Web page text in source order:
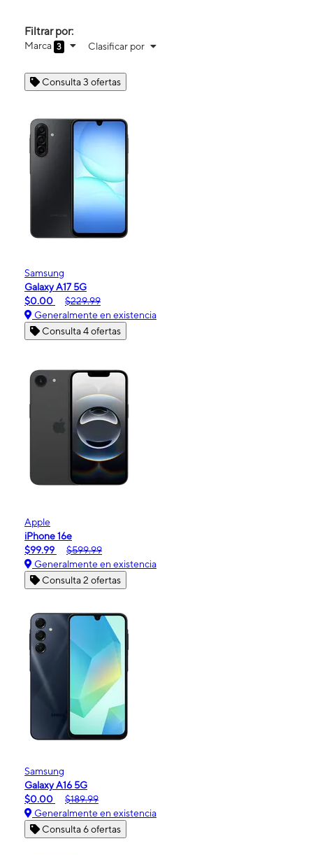
Filtrar por:
Marca 3 Clasificar por
Consulta 3 ofertas
Samsung
Galaxy A17 5G
$0.00
$229.99
Generalmente en existencia
Consulta 4 ofertas
Apple
iPhone 16e
$99.99
$599.99
Generalmente en existencia
Consulta 2 ofertas
Samsung
Galaxy A16 5G
$0.00
$189.99
Generalmente en existencia
Consulta 6 ofertas